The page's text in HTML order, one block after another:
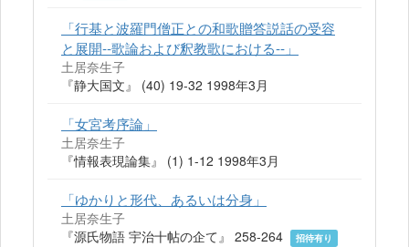
「行基と波羅門僧正との和歌贈答説話の受容
と展開--歌論および釈教歌における--」
土居奈生子
『静大国文』 (40) 19-32 1998年3月
「女宮考序論」
土居奈生子
『情報表現論集』 (1) 1-12 1998年3月
「ゆかりと形代、あるいは分身」
土居奈生子
『源氏物語 宇治十帖の企て』 258-264
招待有り